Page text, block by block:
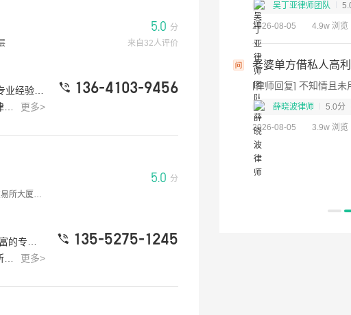
5.0 分
来自32人评价
#律师标签：有团队,主任律师,办过大案,有顾问单位经验,丰富的专业经验,大型企业服务经验 136-4103-9456
更多>
可靠的法律伙伴。
A座16层
5.0 分
#律师标签：有团队,办过大案,会外语,高学历,有顾问单位经验,丰富的专业经验,大型企业服务经验 135-5275-1245
更多>
的法律支持。
浏览
民事行为能力人，巳62
人有没有利用职权转移被
房产？
分
5.0分
2026-08-05
老婆单方借私人高利贷老公要担责吗?
[律师回复] 不知情且未用于共同生活可主张是其个人债务